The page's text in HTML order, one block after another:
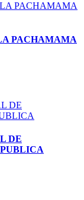
PACHAMAMA
DE